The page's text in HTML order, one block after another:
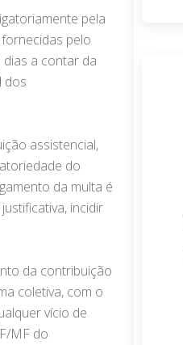
pela
pelo
dias a contar da
dos
assistencial,
do
da multa é
incidir
da contribuição
coletiva, com o
vício de
MF do